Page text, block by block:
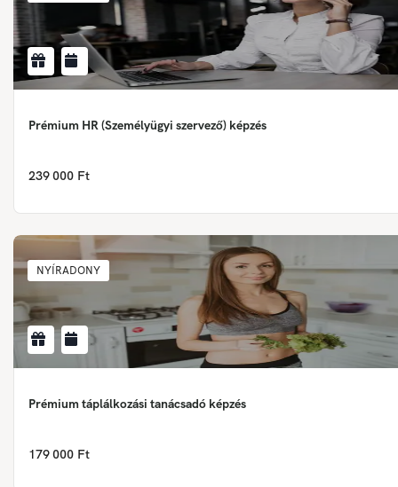
Prémium HR (Személyügyi szervező) képzés
239 000 Ft
NYÍRADONY
Prémium táplálkozási tanácsadó képzés
179 000 Ft